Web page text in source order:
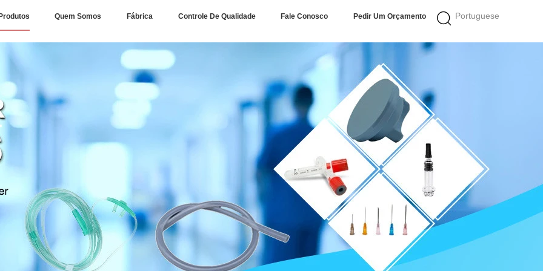
Portuguese
Quem Somos Fábrica Controle De Qualidade Fale Conosco Pedir Um Orçamento